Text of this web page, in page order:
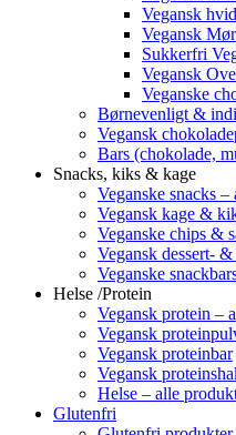
Vegansk
Vegansk
Sukkerfri
Vegansk
Veganske
Børnevenligt &
Vegansk
Bars (chokolade,
Snacks, kiks & kage
Veganske snacks
Vegansk kage &
Veganske chips &
Vegansk dessert-
Veganske
Helse /Protein
Vegansk protein –
Vegansk
Vegansk proteinbar
Vegansk
Helse – alle
Glutenfri